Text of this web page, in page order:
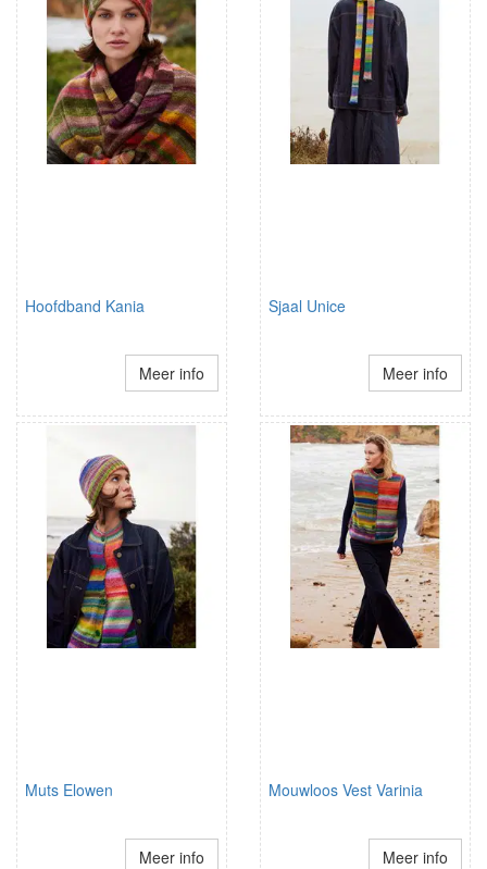
Hoofdband Kania
Meer info
Sjaal Unice
Meer info
Muts Elowen
Meer info
Mouwloos Vest Varinia
Meer info